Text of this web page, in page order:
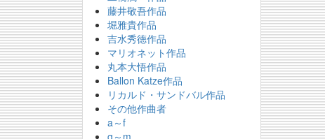
藤井敬吾作品
堀雅貴作品
吉水秀徳作品
マリオネット作品
丸本大悟作品
Ballon Katze作品
リカルド・サンドバル作品
その他作曲者
a～f
g～m